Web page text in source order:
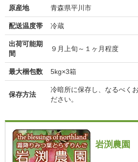
原産地 青森県平川市
配送温度帯 冷蔵
出荷可能期
間
９月上旬～１ヶ月程度
最大梱包数 5kg×3箱
保存方法
冷暗所に保存し、なるべく
ださい。
岩渕農園